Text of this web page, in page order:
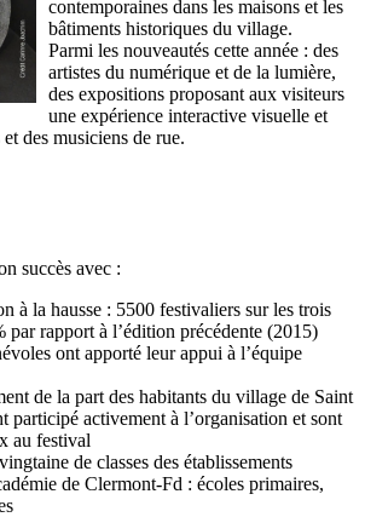
contemporaines dans les maisons et les
bâtiments historiques du village.
Parmi les nouveautés cette année : des
artistes du numérique et de la lumière,
des expositions proposant aux visiteurs
une expérience interactive visuelle et
des musiciens de rue.
succès avec :
à la hausse : 5500 festivaliers sur les trois
par rapport à l’édition précédente (2015)
ont apporté leur appui à l’équipe
de la part des habitants du village de Saint
participé activement à l’organisation et sont
au festival
de classes des établissements
de Clermont-Fd : écoles primaires,